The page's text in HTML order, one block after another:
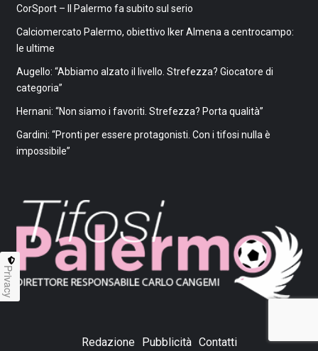
CorSport – Il Palermo fa subito sul serio
Calciomercato Palermo, obiettivo Iker Almena a centrocampo:
le ultime
Augello: “Abbiamo alzato il livello. Strefezza? Giocatore di
categoria”
Hernani: “Non siamo i favoriti. Strefezza? Porta qualità”
Gardini: “Pronti per essere protagonisti. Con i tifosi nulla è
impossibile”
Redazione Pubblicità Contatti
Privacy